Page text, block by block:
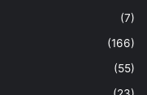
(7)
(166)
(55)